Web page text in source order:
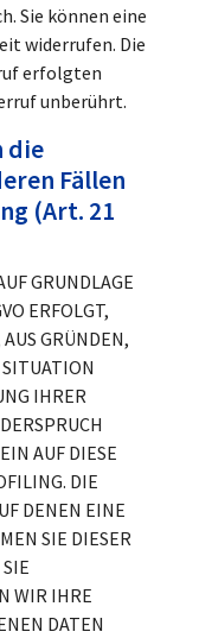
Sie können eine
widerrufen. Die
erfolgten
unberührt.
die
Fällen
(Art. 21
GRUNDLAGE
ERFOLGT,
GRÜNDEN,
IHRER
AUF DIESE
DIE
DENEN EINE
SIE DIESER
WIR IHRE
DATEN